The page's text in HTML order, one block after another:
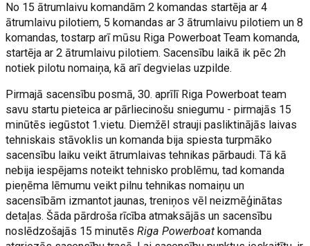
No 15 ātrumlaivu komandām 2 komandas startēja ar 4
ātrumlaivu pilotiem, 5 komandas ar 3 ātrumlaivu pilotiem un 8
komandas, tostarp arī mūsu Riga Powerboat Team komanda,
startēja ar 2 ātrumlaivu pilotiem. Sacensību laikā ik pēc 2h
notiek pilotu nomaiņa, kā arī degvielas uzpilde.
Pirmajā sacensību posmā, 30. aprīlī Riga Powerboat team
savu startu pieteica ar pārliecinošu sniegumu - pirmajās 15
minūtēs iegūstot 1.vietu. Diemžēl strauji pasliktinājās laivas
tehniskais stāvoklis un komanda bija spiesta turpmāko
sacensību laiku veikt ātrumlaivas tehnikas pārbaudi. Tā kā
nebija iespējams noteikt tehnisko problēmu, tad komanda
pieņēma lēmumu veikt pilnu tehnikas nomaiņu un
sacensībām izmantot jaunas, treniņos vēl neizmēģinātas
detaļas. Šāda pārdroša rīcība atmaksājās un sacensību
noslēdzošajās 15 minutēsRiga Powerboatkomanda